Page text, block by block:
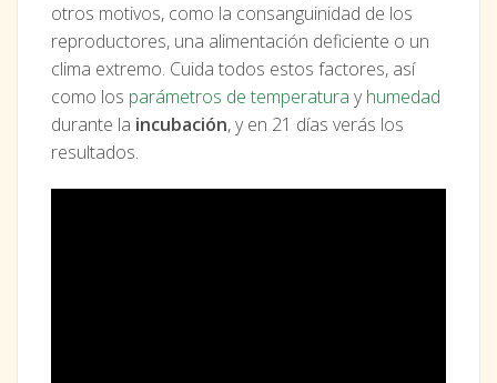
otros motivos, como la consanguinidad de los
reproductores, una alimentación deficiente o un
clima extremo. Cuida todos estos factores, así
como los parámetros de temperatura yhumedad
durante la incubación, y en 21 días verás los
resultados.